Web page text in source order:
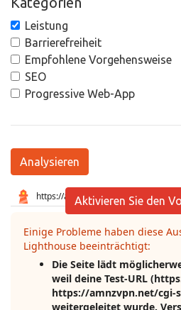
Leistung
Barrierefreiheit
Empfohlene Vorgehensweise
SEO
Progressive Web-App
Analysieren
Aktivieren Sie den